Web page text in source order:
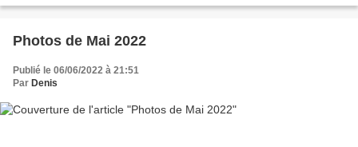
Photos de Mai 2022
Publié le 06/06/2022 à 21:51
Par Denis